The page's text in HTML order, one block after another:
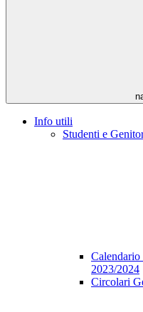
Info utili
Studenti e
Calendario
2023/2024
Circolari